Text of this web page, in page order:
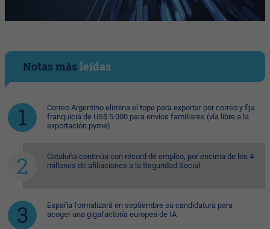
Notas másleídas
Correo Argentino elimina el tope para exportar por correo y fija
franquicia de US$ 5.000 para envíos familiares (vía libre a la
exportación pyme)
Cataluña continúa con récord de empleo, por encima de los 4
millones de afiliaciones a la Seguridad Social
España formalizará en septiembre su candidatura para
acoger una gigafactoría europea de IA